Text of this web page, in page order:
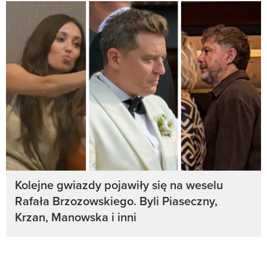
Kolejne gwiazdy pojawiły się na weselu
Rafała Brzozowskiego. Byli Piaseczny,
Krzan, Manowska i inni